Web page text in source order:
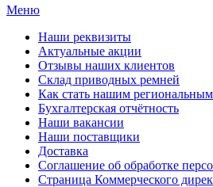
Меню
Наши реквизиты
Актуальные акции
Отзывы наших клиентов
Склад приводных ремней
Как стать нашим
Бухгалтерская отчётность
Наши вакансии
Наши поставщики
Доставка
Соглашение об обработке
Страница Коммерческого